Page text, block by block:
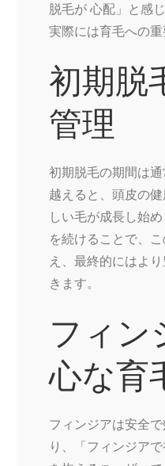
脱毛が 心配」と感
実際には育毛への重
初期脱
管理
初期脱毛の期間は
越えると、頭皮の
しい毛が成長し始
を続けることで、
え、最終的にはよ
きます。
フィン
心な育
フィンジアは安全
り、「フィンジア